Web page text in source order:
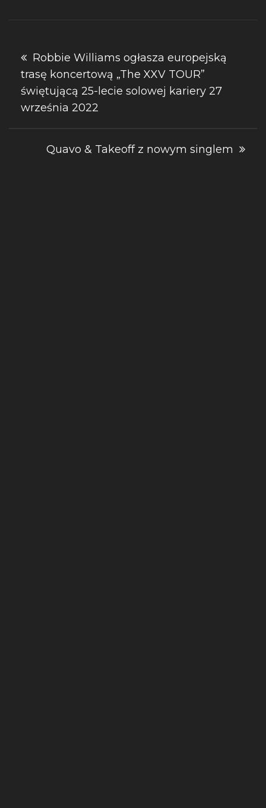
Nawigacja
wpisu
Robbie Williams ogłasza europejską
trasę koncertową „The XXV TOUR”
świętującą 25-lecie solowej kariery 27
września 2022
Quavo & Takeoff z nowym singlem